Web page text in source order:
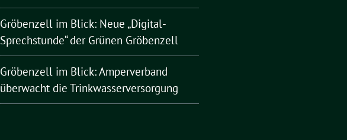
Gröbenzell im Blick: Neue „Digital-
Sprechstunde“ der Grünen Gröbenzell
Gröbenzell im Blick: Amperverband
überwacht die Trinkwasserversorgung